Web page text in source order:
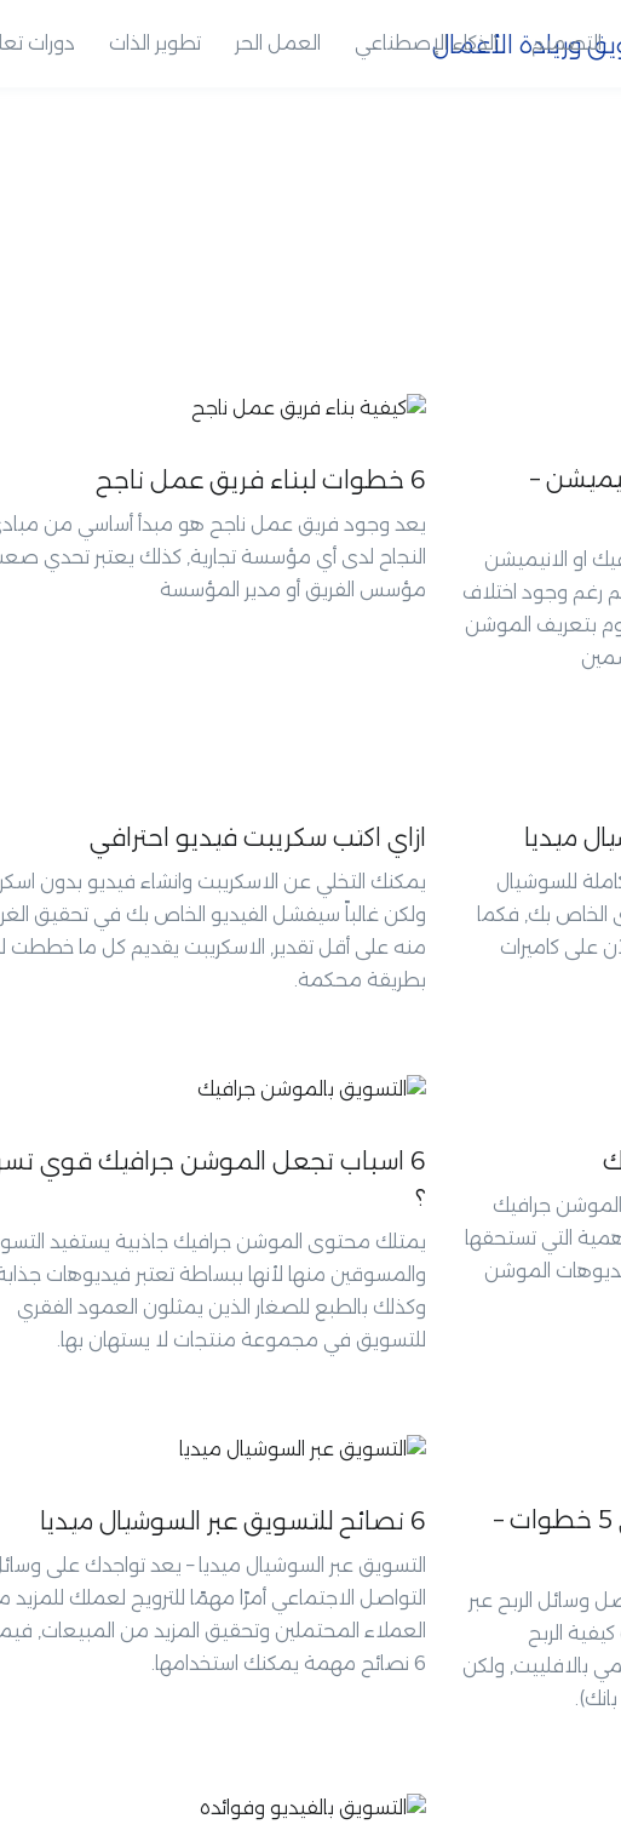
التصميم الذكاء الإصطناعي العمل الحر تطوير الذات دورات
–
او الانيميشن
رغم وجود اختلاف
بتعريف الموشن
6 خطوات لبناء فريق عمل ناجح
يعد وجود فريق عمل ناجح هو مبدأ أساسي من
النجاح لدى أي مؤسسة تجارية, كذلك يعتبر تحدي
مؤسس الفريق أو مدير المؤسسة
للسوشيال
الخاص بك, فكما
على كاميرات
ازاي اكتب سكريبت فيديو احترافي
يمكنك التخلي عن الاسكريبت وانشاء فيديو بدون
ولكن غالباً سيفشل الفيديو الخاص بك في تحقيق
منه على أقل تقدير, الاسكريبت يقديم كل ما خططت
بطريقة محكمة.
الموشن جرافيك
التي تستحقها
الموشن
6 اسباب تجعل الموشن جرافيك قوي
؟
يمتلك محتوى الموشن جرافيك جاذبية يستفيد
والمسوقين منها لأنها ببساطة تعتبر فيديوهات جذابة
وكذلك بالطبع للصغار الذين يمثلون العمود الفقري
للتسويق في مجموعة منتجات لا يستهان بها.
الربح من التسويق بالعمولة في 5 خطوات –
وسائل الربح عبر
الربح
بالافلييت, ولكن
6 نصائح للتسويق عبر السوشيال ميديا
التسويق عبر السوشيال ميديا – يعد تواجدك على
التواصل الاجتماعي أمرًا مهمًا للترويج لعملك للمزيد
العملاء المحتملين وتحقيق المزيد من المبيعات,
6 نصائح مهمة يمكنك استخدامها.